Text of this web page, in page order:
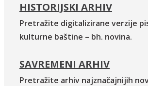
HISTORIJSKI ARHIV
Pretražite digitalizirane verzije
kulturne baštine – bh. novina.
SAVREMENI ARHIV
Pretražite arhiv najznačajnijih